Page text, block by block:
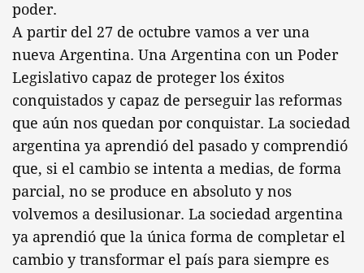
poder.
A partir del 27 de octubre vamos a ver una
nueva Argentina. Una Argentina con un Poder
Legislativo capaz de proteger los éxitos
conquistados y capaz de perseguir las reformas
que aún nos quedan por conquistar. La sociedad
argentina ya aprendió del pasado y comprendió
que, si el cambio se intenta a medias, de forma
parcial, no se produce en absoluto y nos
volvemos a desilusionar. La sociedad argentina
ya aprendió que la única forma de completar el
cambio y transformar el país para siempre es